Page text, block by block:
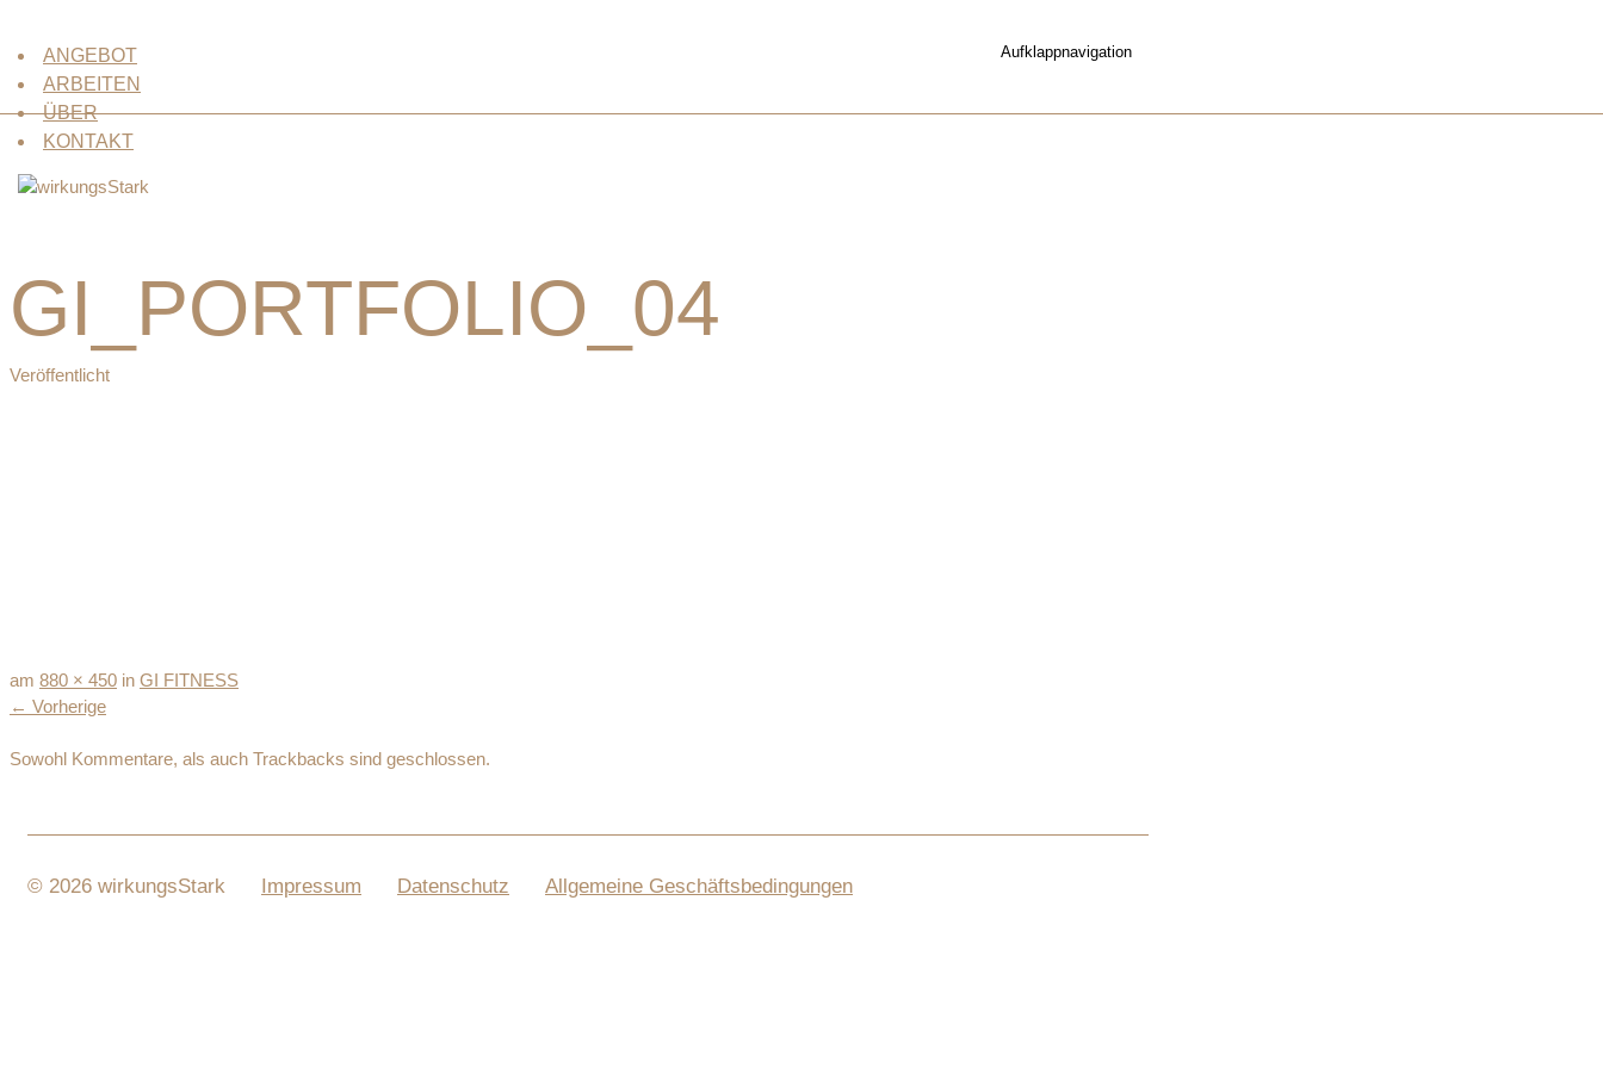
Aufklappnavigation
ANGEBOT
ARBEITEN
ÜBER
KONTAKT
GI_PORTFOLIO_04
Veröffentlicht
am 880 × 450 in GI FITNESS
← Vorherige
Sowohl Kommentare, als auch Trackbacks sind geschlossen.
© 2026 wirkungsStark Impressum Datenschutz Allgemeine Geschäftsbedingungen